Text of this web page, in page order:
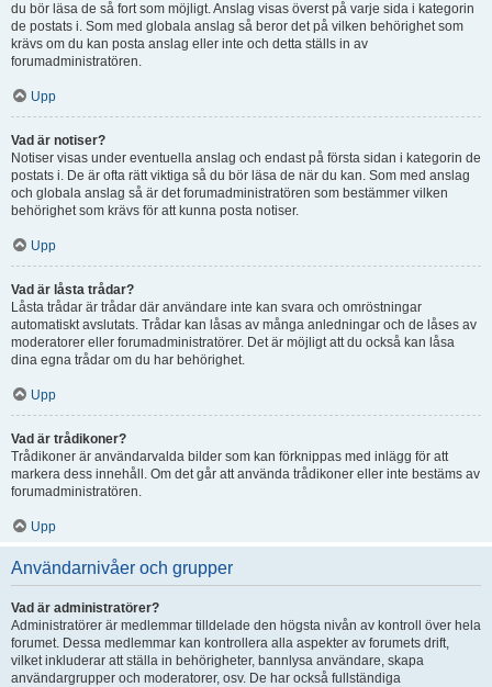
du bör läsa de så fort som möjligt. Anslag visas överst på varje sida i kategorin
de postats i. Som med globala anslag så beror det på vilken behörighet som
krävs om du kan posta anslag eller inte och detta ställs in av
forumadministratören.
Upp
Vad är notiser?
Notiser visas under eventuella anslag och endast på första sidan i kategorin de
postats i. De är ofta rätt viktiga så du bör läsa de när du kan. Som med anslag
och globala anslag så är det forumadministratören som bestämmer vilken
behörighet som krävs för att kunna posta notiser.
Upp
Vad är låsta trådar?
Låsta trådar är trådar där användare inte kan svara och omröstningar
automatiskt avslutats. Trådar kan låsas av många anledningar och de låses av
moderatorer eller forumadministratörer. Det är möjligt att du också kan låsa
dina egna trådar om du har behörighet.
Upp
Vad är trådikoner?
Trådikoner är användarvalda bilder som kan förknippas med inlägg för att
markera dess innehåll. Om det går att använda trådikoner eller inte bestäms av
forumadministratören.
Upp
Användarnivåer och grupper
Vad är administratörer?
Administratörer är medlemmar tilldelade den högsta nivån av kontroll över hela
forumet. Dessa medlemmar kan kontrollera alla aspekter av forumets drift,
vilket inkluderar att ställa in behörigheter, bannlysa användare, skapa
användargrupper och moderatorer, osv. De har också fullständiga